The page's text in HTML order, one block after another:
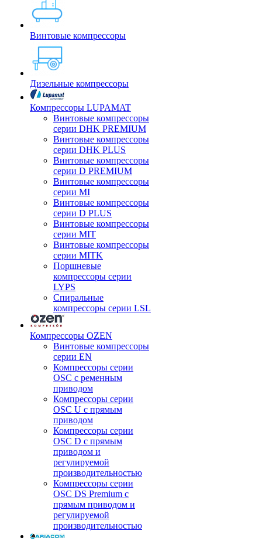
Винтовые компрессоры
Дизельные компрессоры
Компрессоры LUPAMAT
Винтовые компрессоры
серии DHK PREMIUM
Винтовые компрессоры
серии DHK PLUS
Винтовые компрессоры
серии D PREMIUM
Винтовые компрессоры
серии MI
Винтовые компрессоры
серии D PLUS
Винтовые компрессоры
серии MIT
Винтовые компрессоры
серии MITK
Поршневые
компрессоры серии
LYPS
Спиральные
компрессоры серии LSL
Компрессоры OZEN
Винтовые компрессоры
серии EN
Компрессоры серии
OSC с ременным
приводом
Компрессоры серии
OSC U с прямым
приводом
Компрессоры серии
OSC D с прямым
приводом и
регулируемой
производительностью
Компрессоры серии
OSC DS Premium с
прямым приводом и
регулируемой
производительностью